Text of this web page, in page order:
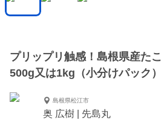
プリップリ触感！島根県産たこ
500g又は1kg（小分けパック）
島根県松江市
奥 広樹 | 先島丸